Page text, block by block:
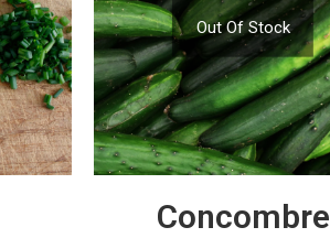
Out Of Stock
Concombre